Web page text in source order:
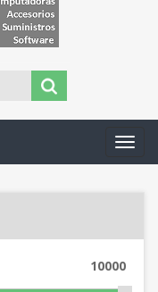
10000